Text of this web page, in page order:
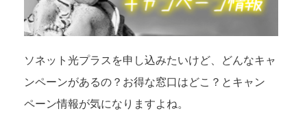
ソネット光プラスを申し込みたいけど、どんなキャ
ンペーンがあるの？お得な窓口はどこ？とキャン
ペーン情報が気になりますよね。